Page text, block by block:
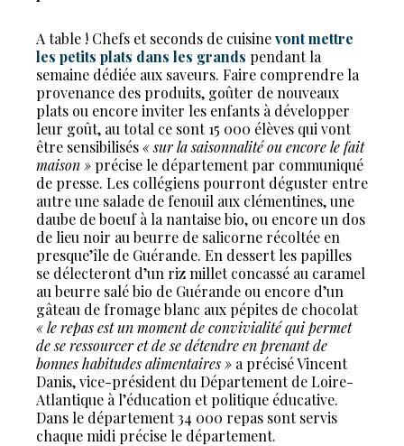
A table ! Chefs et seconds de cuisinevont mettre
les petits plats dans les grands pendant la
semaine dédiée aux saveurs. Faire comprendre la
provenance des produits, goûter de nouveaux
plats ou encore inviter les enfants à développer
leur goût, au total ce sont 15 000 élèves qui vont
être sensibilisés« sur la saisonnalité ou encore le fait
maison » précise le département par communiqué
de presse. Les collégiens pourront déguster entre
autre une salade de fenouil aux clémentines, une
daube de boeuf à la nantaise bio, ou encore un dos
de lieu noir au beurre de salicorne récoltée en
presque’île de Guérande. En dessert les papilles
se délecteront d’un riz millet concassé au caramel
au beurre salé bio de Guérande ou encore d’un
gâteau de fromage blanc aux pépites de chocolat
« le repas est un moment de convivialité qui permet
de se ressourcer et de se détendre en prenant de
bonnes habitudes alimentaires » a précisé Vincent
Danis, vice-président du Département de Loire-
Atlantique à l’éducation et politique éducative.
Dans le département 34 000 repas sont servis
chaque midi précise le département.